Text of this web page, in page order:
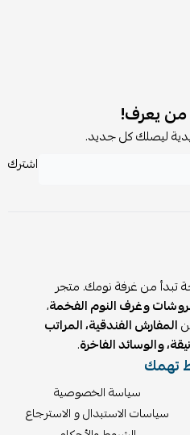
المحددة.
يعرف!
ليصلك كل جديد.
اشترك
تبدأ من غرفة نومك. متجر
وغرف النوم الفخمة،
المفارش الفندقية، المراتب
والوسائد الفاخرة.
تهمك
سياسة الخصوصية
سياسات الاستبدال و الاسترجاع